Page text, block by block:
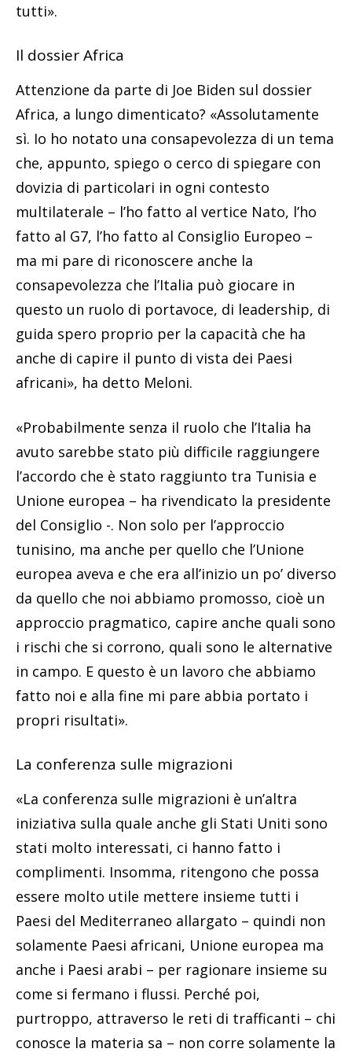
tutti».
Il dossier Africa
Attenzione da parte di Joe Biden sul dossier
Africa, a lungo dimenticato? «Assolutamente
sì. Io ho notato una consapevolezza di un tema
che, appunto, spiego o cerco di spiegare con
dovizia di particolari in ogni contesto
multilaterale – l’ho fatto al vertice Nato, l’ho
fatto al G7, l’ho fatto al Consiglio Europeo –
ma mi pare di riconoscere anche la
consapevolezza che l’Italia può giocare in
questo un ruolo di portavoce, di leadership, di
guida spero proprio per la capacità che ha
anche di capire il punto di vista dei Paesi
africani», ha detto Meloni.
«Probabilmente senza il ruolo che l’Italia ha
avuto sarebbe stato più difficile raggiungere
l’accordo che è stato raggiunto tra Tunisia e
Unione europea – ha rivendicato la presidente
del Consiglio -. Non solo per l’approccio
tunisino, ma anche per quello che l’Unione
europea aveva e che era all’inizio un po’ diverso
da quello che noi abbiamo promosso, cioè un
approccio pragmatico, capire anche quali sono
i rischi che si corrono, quali sono le alternative
in campo. E questo è un lavoro che abbiamo
fatto noi e alla fine mi pare abbia portato i
propri risultati».
La conferenza sulle migrazioni
«La conferenza sulle migrazioni è un’altra
iniziativa sulla quale anche gli Stati Uniti sono
stati molto interessati, ci hanno fatto i
complimenti. Insomma, ritengono che possa
essere molto utile mettere insieme tutti i
Paesi del Mediterraneo allargato – quindi non
solamente Paesi africani, Unione europea ma
anche i Paesi arabi – per ragionare insieme su
come si fermano i flussi. Perché poi,
purtroppo, attraverso le reti di trafficanti – chi
conosce la materia sa – non corre solamente la